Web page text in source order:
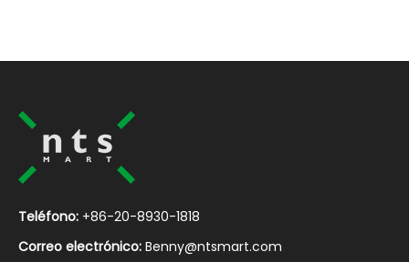
Teléfono: +86-20-8930-1818
Correo electrónico: Benny@ntsmart.com